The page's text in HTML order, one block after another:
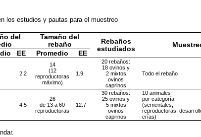
los estudios y pautas para el muestreo
del
Tamaño del
rebaño
Rebaños
estudiados
EE Promedio EE
2.2
14
(12
reproductoras
máximo)
1.9
20 rebaños:
18 ovinos y
2 mixtos
ovinos
caprinos
Todo el rebaño
4.5
26
de 13 a 60
reproductoras
12.7
30 rebaños:
25 ovinos y
5 mixtos
ovinos
caprinos
10 animales
por categoría
(sementales,
reproductoras,
crías)